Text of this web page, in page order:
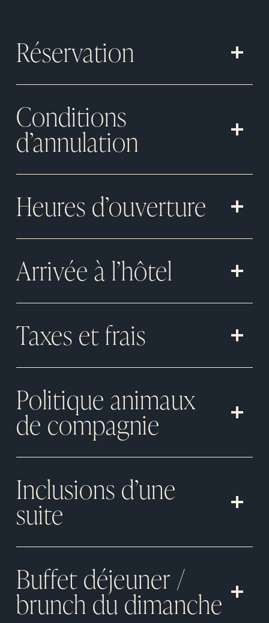
Réservation
Conditions
d’annulation
Heures d’ouverture
Arrivée à l’hôtel
Taxes et frais
Politique animaux
de compagnie
Inclusions d’une
suite
Buffet déjeuner /
brunch du dimanche